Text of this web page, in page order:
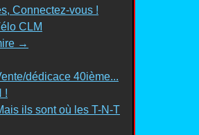
Connectez-vous !
CLM
→
dédicace 40ième...
!
ils sont où les T-N-T